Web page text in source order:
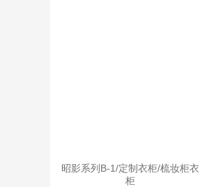
昭影系列B-1/定制衣柜/梳妆柜衣
柜